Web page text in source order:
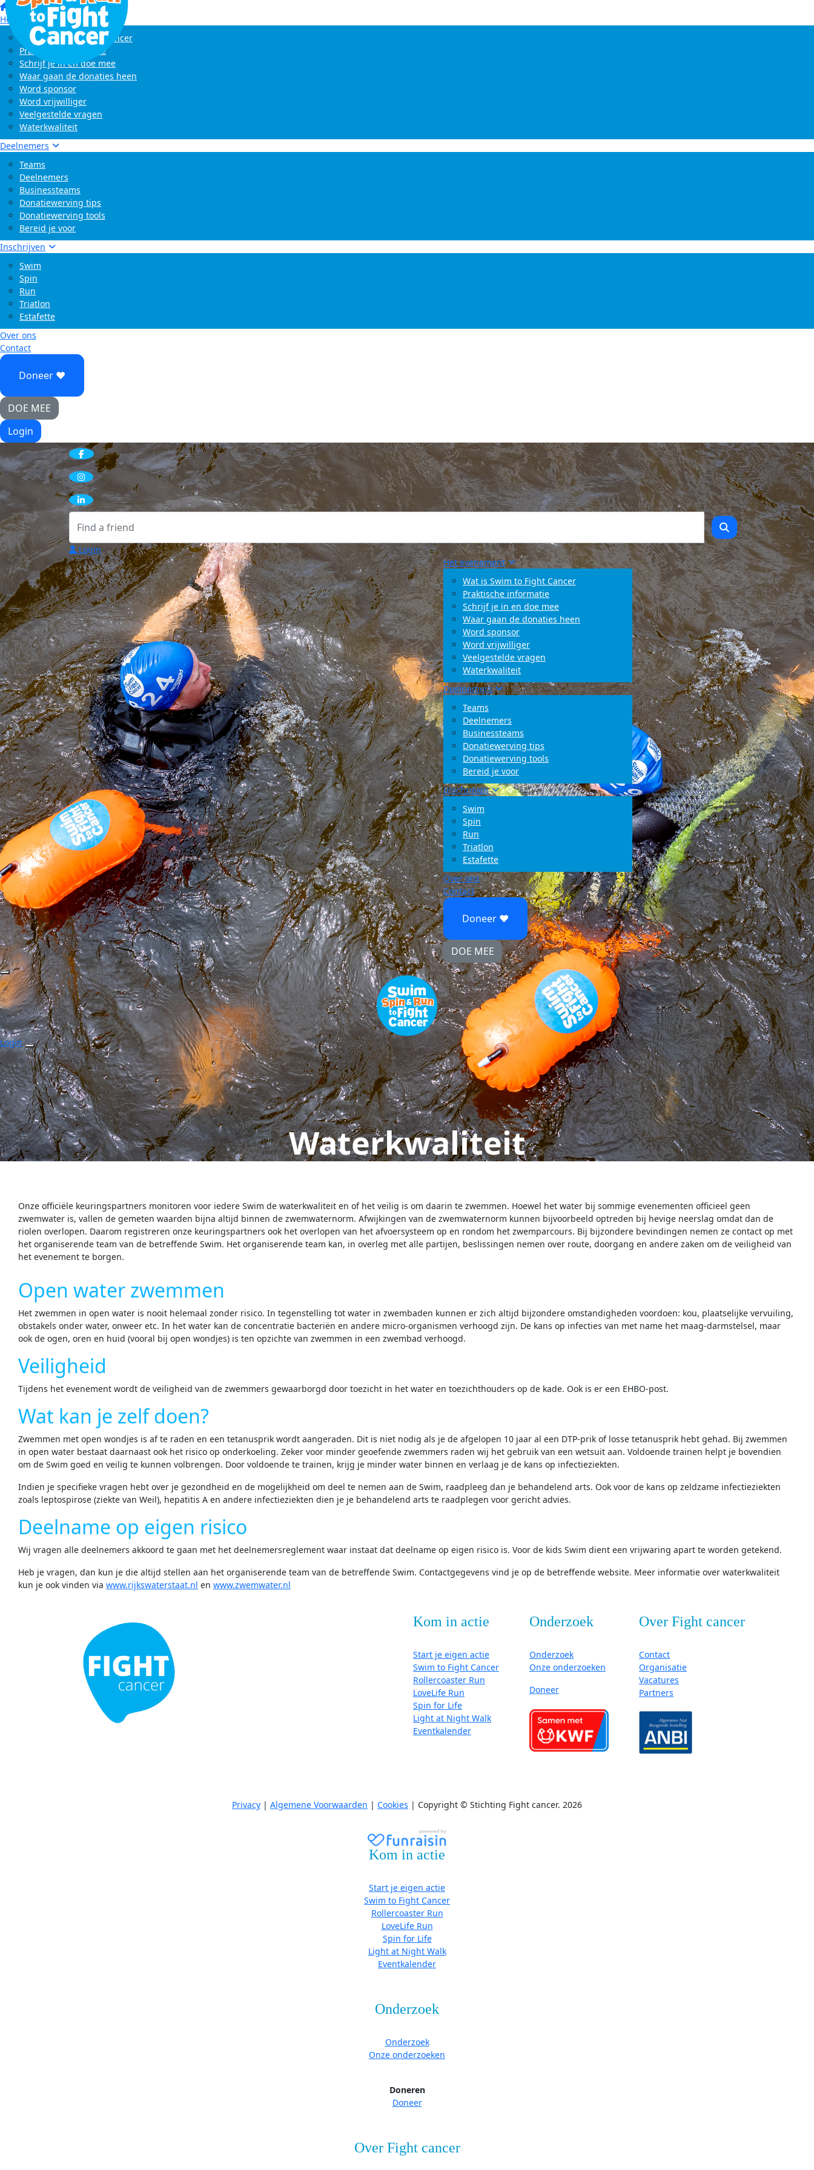
Home
Het evenement
Wat is Swim to Fight Cancer
Praktische informatie
Schrijf je in en doe mee
Waar gaan de donaties heen
Word sponsor
Word vrijwilliger
Veelgestelde vragen
Waterkwaliteit
Deelnemers
Teams
Deelnemers
Businessteams
Donatiewerving tips
Donatiewerving tools
Bereid je voor
Inschrijven
Swim
Spin
Run
Triatlon
Estafette
Over ons
Contact
Doneer ♥
DOE MEE
Login
Login
Het evenement
Wat is Swim to Fight Cancer
Praktische informatie
Schrijf je in en doe mee
Waar gaan de donaties heen
Word sponsor
Word vrijwilliger
Veelgestelde vragen
Waterkwaliteit
Deelnemers
Teams
Deelnemers
Businessteams
Donatiewerving tips
Donatiewerving tools
Bereid je voor
Inschrijven
Swim
Spin
Run
Triatlon
Estafette
Over ons
Contact
Doneer ♥
DOE MEE
Login
Waterkwaliteit
Onze officiële keuringspartners monitoren voor iedere Swim de waterkwaliteit en of het veilig is om daarin te zwemmen. Hoewel het water bij sommige evenementen officieel geen
zwemwater is, vallen de gemeten waarden bijna altijd binnen de zwemwaternorm. Afwijkingen van de zwemwaternorm kunnen bijvoorbeeld optreden bij hevige neerslag omdat dan de
riolen overlopen. Daarom registreren onze keuringspartners ook het overlopen van het afvoersysteem op en rondom het zwemparcours. Bij bijzondere bevindingen nemen ze contact op met
het organiserende team van de betreffende Swim. Het organiserende team kan, in overleg met alle partijen, beslissingen nemen over route, doorgang en andere zaken om de veiligheid van
het evenement te borgen.
Open water zwemmen
Het zwemmen in open water is nooit helemaal zonder risico. In tegenstelling tot water in zwembaden kunnen er zich altijd bijzondere omstandigheden voordoen: kou, plaatselijke vervuiling,
obstakels onder water, onweer etc. In het water kan de concentratie bacteriën en andere micro-organismen verhoogd zijn. De kans op infecties van met name het maag-darmstelsel, maar
ook de ogen, oren en huid (vooral bij open wondjes) is ten opzichte van zwemmen in een zwembad verhoogd.
Veiligheid
Tijdens het evenement wordt de veiligheid van de zwemmers gewaarborgd door toezicht in het water en toezichthouders op de kade. Ook is er een EHBO-post.
Wat kan je zelf doen?
Zwemmen met open wondjes is af te raden en een tetanusprik wordt aangeraden. Dit is niet nodig als je de afgelopen 10 jaar al een DTP-prik of losse tetanusprik hebt gehad. Bij zwemmen
in open water bestaat daarnaast ook het risico op onderkoeling. Zeker voor minder geoefende zwemmers raden wij het gebruik van een wetsuit aan. Voldoende trainen helpt je bovendien
om de Swim goed en veilig te kunnen volbrengen. Door voldoende te trainen, krijg je minder water binnen en verlaag je de kans op infectieziekten.
Indien je specifieke vragen hebt over je gezondheid en de mogelijkheid om deel te nemen aan de Swim, raadpleeg dan je behandelend arts. Ook voor de kans op zeldzame infectieziekten
zoals leptospirose (ziekte van Weil), hepatitis A en andere infectieziekten dien je je behandelend arts te raadplegen voor gericht advies.
Deelname op eigen risico
Wij vragen alle deelnemers akkoord te gaan met het deelnemersreglement waar instaat dat deelname op eigen risico is. Voor de kids Swim dient een vrijwaring apart te worden getekend.
Heb je vragen, dan kun je die altijd stellen aan het organiserende team van de betreffende Swim. Contactgegevens vind je op de betreffende website. Meer informatie over waterkwaliteit
kun je ook vinden via www.rijkswaterstaat.nl en www.zwemwater.nl
Kom in actie
Start je eigen actie
Swim to Fight Cancer
Rollercoaster Run
LoveLife Run
Spin for Life
Light at Night Walk
Eventkalender
Onderzoek
Onderzoek
Onze onderzoeken
Doneer
Over Fight cancer
Contact
Organisatie
Vacatures
Partners
Privacy | Algemene Voorwaarden | Cookies | Copyright © Stichting Fight cancer. 2026
Kom in actie
Start je eigen actie
Swim to Fight Cancer
Rollercoaster Run
LoveLife Run
Spin for Life
Light at Night Walk
Eventkalender
Onderzoek
Onderzoek
Onze onderzoeken
Doneren
Doneer
Over Fight cancer